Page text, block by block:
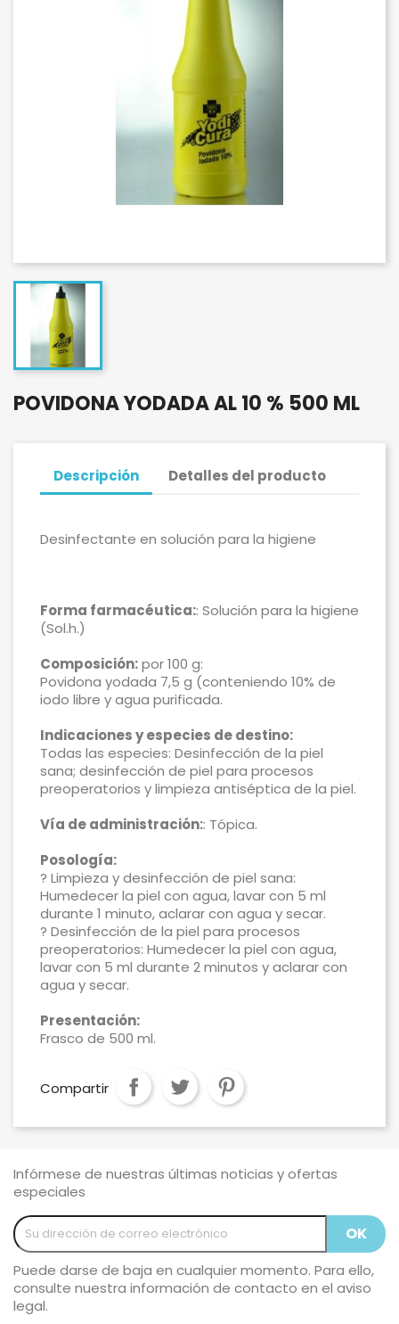
POVIDONA YODADA AL 10 % 500 ML
Descripción Detalles del producto
Desinfectante en solución para la higiene
Forma farmacéutica:: Solución para la higiene
(Sol.h.)
Composición:por 100 g:
Povidona yodada 7,5 g (conteniendo 10% de
iodo libre y agua purificada.
Indicaciones y especies de destino:
Todas las especies: Desinfección de la piel
sana; desinfección de piel para procesos
preoperatorios y limpieza antiséptica de la piel.
Vía de administración:: Tópica.
Posología:
? Limpieza y desinfección de piel sana:
Humedecer la piel con agua, lavar con 5 ml
durante 1 minuto, aclarar con agua y secar.
? Desinfección de la piel para procesos
preoperatorios: Humedecer la piel con agua,
lavar con 5 ml durante 2 minutos y aclarar con
agua y secar.
Presentación:
Frasco de 500 ml.
Compartir
Infórmese de nuestras últimas noticias y ofertas
especiales
Puede darse de baja en cualquier momento. Para ello,
consulte nuestra información de contacto en el aviso
legal.